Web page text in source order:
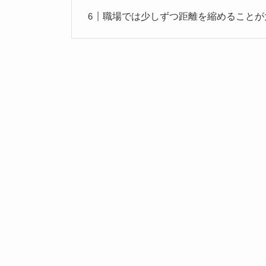
職場では少しずつ距離を縮めること